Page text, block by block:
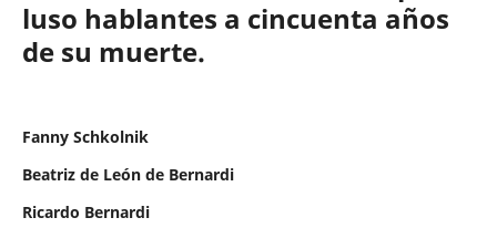
luso hablantes a cincuenta años
de su muerte.
Fanny Schkolnik
Beatriz de León de Bernardi
Ricardo Bernardi